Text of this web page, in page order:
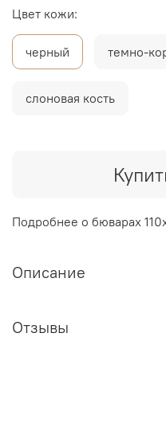
Цвет кожи:
черный темно-
слоновая кость
Подробнее о бюварах
Описание
Отзывы